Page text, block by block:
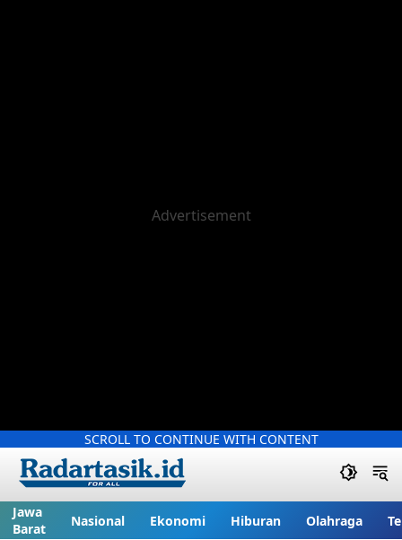
SCROLL TO CONTINUE WITH CONTENT
Jawa
Barat
Nasional Ekonomi Hiburan Olahraga